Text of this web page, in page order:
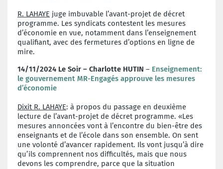
R. LAHAYE juge imbuvable l’avant-projet de décret
programme. Les syndicats contestent les mesures
d’économie en vue, notamment dans l’enseignement
qualifiant, avec des fermetures d’options en ligne de
mire.
14/11/2024 Le Soir – Charlotte HUTIN – Enseignement:
le gouvernement MR-Engagés approuve les mesures
d’économie
Dixit R. LAHAYE: à propos du passage en deuxième
lecture de l’avant-projet de décret programme. «Les
mesures annoncées vont à l’encontre du bien-être des
enseignants et de l’école dans son ensemble. On sent
une volonté d’avancer rapidement. Ils vont jusqu’à dire
qu’ils comprennent nos difficultés, mais que nous
devons les comprendre, parce que la situation